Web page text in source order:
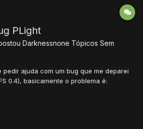
PLight
Darknessnone Tópicos Sem
pedir ajuda com um bug que me deparei
0.4), basicamente o problema é:
/cb eles funcionam 100%. Porém
no mapa pelo remeres, os spawns